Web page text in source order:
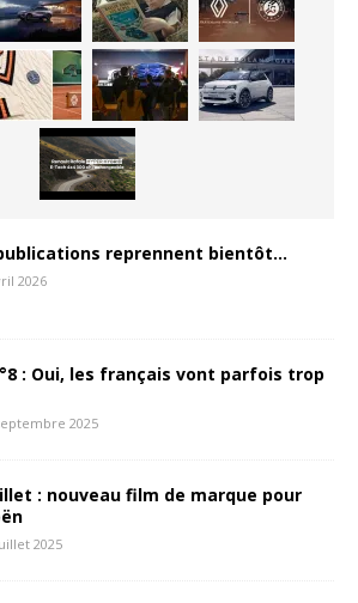
reprennent bientôt…
2026
: Oui, les français vont parfois trop
2025
: nouveau film de marque pour
2025